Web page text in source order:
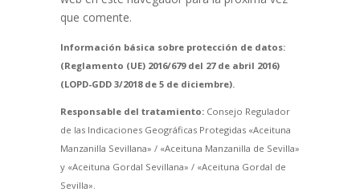
que comente.
Información básica sobre protección de datos:
(Reglamento (UE) 2016/679 del 27 de abril 2016)
(LOPD-GDD 3/2018 de 5 de diciembre).
Responsable del tratamiento:Consejo Regulador
de las Indicaciones Geográficas Protegidas «Aceituna
Manzanilla Sevillana» / «Aceituna Manzanilla de Sevilla»
y «Aceituna Gordal Sevillana» / «Aceituna Gordal de
Sevilla».